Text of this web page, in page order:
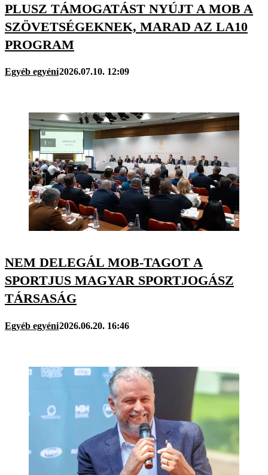
PLUSZ TÁMOGATÁST NYÚJT A MOB A
SZÖVETSÉGEKNEK, MARAD AZ LA10
PROGRAM
Egyéb egyéni2026.07.10. 12:09
NEM DELEGÁL MOB-TAGOT A
SPORTJUS MAGYAR SPORTJOGÁSZ
TÁRSASÁG
Egyéb egyéni2026.06.20. 16:46